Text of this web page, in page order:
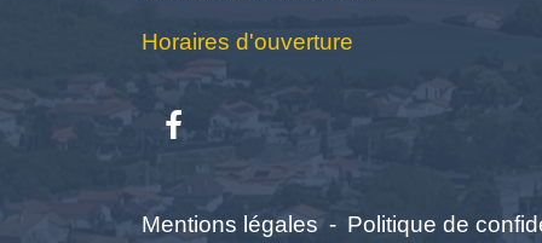
Horaires d'ouverture
Mentions légales - Politique de